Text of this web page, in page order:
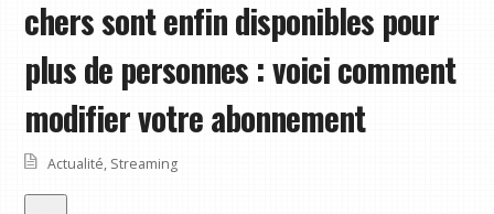
chers sont enfin disponibles pour
plus de personnes : voici comment
modifier votre abonnement
Actualité, Streaming